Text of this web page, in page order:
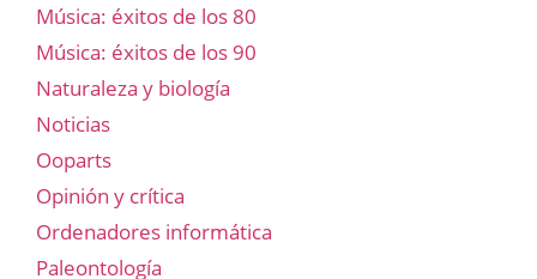
Música: éxitos de los 80
Música: éxitos de los 90
Naturaleza y biología
Noticias
Ooparts
Opinión y crítica
Ordenadores informática
Paleontología